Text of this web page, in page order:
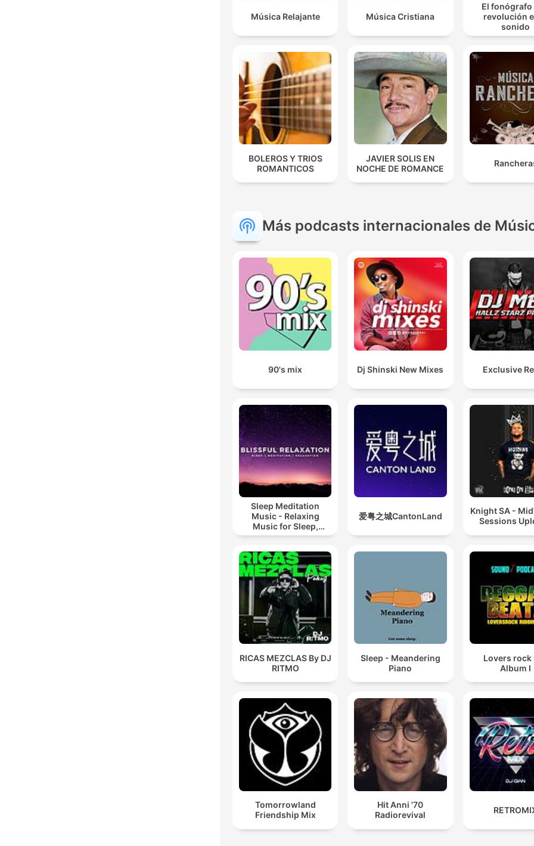
Música Relajante Música Cristiana
El fonógrafo
revolución
sonido
BOLEROS Y TRIOS
ROMANTICOS
JAVIER SOLIS EN
NOCHE DE ROMANCE
Más podcasts internacionales de
90's mix Dj Shinski New Mixes Exclusive
Sleep Meditation
Music - Relaxing
Music for Sleep,
Meditation &
爱粤之城CantonLand
Knight SA -
Sessions
RICAS MEZCLAS By DJ
RITMO
Sleep - Meandering
Piano
Lovers rock
Album I
Tomorrowland
Friendship Mix
Hit Anni '70
Radiorevival